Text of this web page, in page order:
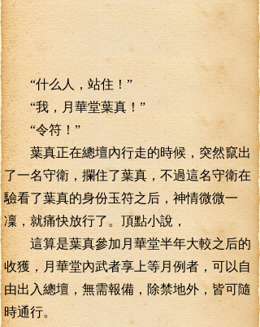
“什么人，站住！”
“我，月華堂葉真！”
“令符！”
葉真正在總壇內行走的時候，突然竄出
了一名守衛，攔住了葉真，不過這名守衛在
驗看了葉真的身份玉符之后，神情微微一
凜，就痛快放行了。頂點小說，
這算是葉真參加月華堂半年大較之后的
收獲，月華堂內武者享上等月例者，可以自
由出入總壇，無需報備，除禁地外，皆可隨
時通行。